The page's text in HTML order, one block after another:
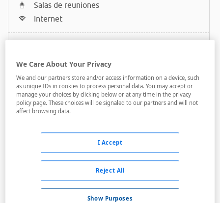
Salas de reuniones
Internet
A menos de 250 metros
We Care About Your Privacy
We and our partners store and/or access information on a device, such
as unique IDs in cookies to process personal data. You may accept or
manage your choices by clicking below or at any time in the privacy
policy page. These choices will be signaled to our partners and will not
affect browsing data.
Show Purposes
Reject All
I Accept